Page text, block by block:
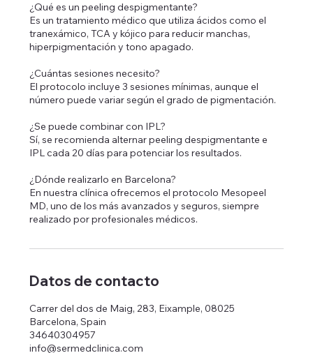
¿Qué es un peeling despigmentante?
Es un tratamiento médico que utiliza ácidos como el
tranexámico, TCA y kójico para reducir manchas,
hiperpigmentación y tono apagado.
¿Cuántas sesiones necesito?
El protocolo incluye 3 sesiones mínimas, aunque el
número puede variar según el grado de pigmentación.
¿Se puede combinar con IPL?
Sí, se recomienda alternar peeling despigmentante e
IPL cada 20 días para potenciar los resultados.
¿Dónde realizarlo en Barcelona?
En nuestra clínica ofrecemos el protocolo Mesopeel
MD, uno de los más avanzados y seguros, siempre
realizado por profesionales médicos.
Datos de contacto
Carrer del dos de Maig, 283, Eixample, 08025
Barcelona, Spain
34640304957
info@sermedclinica.com